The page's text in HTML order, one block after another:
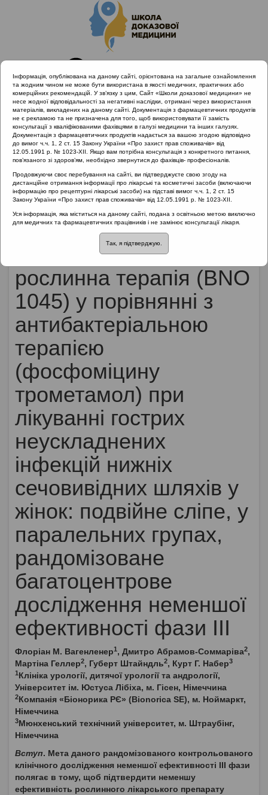
Головна Партнери проекту
Біонорика
Не антибактеріальна рослинна терапія (BNO 1045) у
порівнянні з антибактеріальною терапією (фосфоміцину
трометамол) при лікуванні гострих неускладнених інфекцій
нижніх сечовивідних шляхів у жінок: подвійне сліпе, у
паралельних групах, рандомізоване багатоцентрове
дослідження неменшої ефективності фази III
Не антибактеріальна
рослинна терапія (BNO
1045) у порівнянні з
антибактеріальною
терапією
(фосфоміцину
трометамол) при
лікуванні гострих
неускладнених
інфекцій нижніх
сечовивідних шляхів у
жінок: подвійне сліпе, у
паралельних групах,
рандомізоване
багатоцентрове
дослідження неменшої
ефективності фази III
Флоріан М. Вагенленер1, Дмитро Абрамов-Соммаріва2,
Мартіна Геллер2, Губерт Штайндль2, Курт Г. Набер3
1Клініка урології, дитячої урології та андрології,
Університет ім. Юстуса Лібіха, м. Гісен, Німеччина
2Компанія «Біонорика РЄ» (Bionorica SE), м. Ноймаркт,
Німеччина
3Мюнхенський технічний університет, м. Штраубінг,
Німеччина
Вступ. Мета даного рандомізованого контрольованого
клінічного дослідження неменшої ефективності III фази
полягає в тому, щоб підтвердити неменшу
ефективність рослинного лікарського препарату
Інформація, опублікована на даному сайті, орієнтована на загальне ознайомлення
та жодним чином не може бути використана в якості медичних, практичних або
комерційних рекомендацій. У зв’язку з цим, Сайт «Школи доказової медицини» не
несе жодної відповідальності за негативні наслідки, отримані через використання
матеріалів, викладених на даному сайті. Документація з фармацевтичних продуктів
не є рекламою та не призначена для того, щоб використовувати її замість
консультації з кваліфікованими фахівцями в галузі медицини та інших галузях.
Документація з фармацевтичних продуктів надається за вашою згодою відповідно
до вимог ч.ч. 1, 2 ст. 15 Закону України «Про захист прав споживачів» від
12.05.1991 р. № 1023-XII. Якщо вам потрібна консультація з конкретного питання,
пов’язаного зі здоров’ям, необхідно звернутися до фахівців- професіоналів.
Продовжуючи своє перебування на сайті, ви підтверджуєте свою згоду на
дистанційне отримання інформації про лікарські та косметичні засоби (включаючи
інформацію про рецептурні лікарські засоби) на підставі вимог ч.ч. 1, 2 ст. 15
Закону України «Про захист прав споживачів» від 12.05.1991 р. № 1023-XII.
Уся інформація, яка міститься на даному сайті, подана з освітньою метою виключно
для медичних та фармацевтичних працівників і не замінює консультації лікаря.
Так, я підтверджую.